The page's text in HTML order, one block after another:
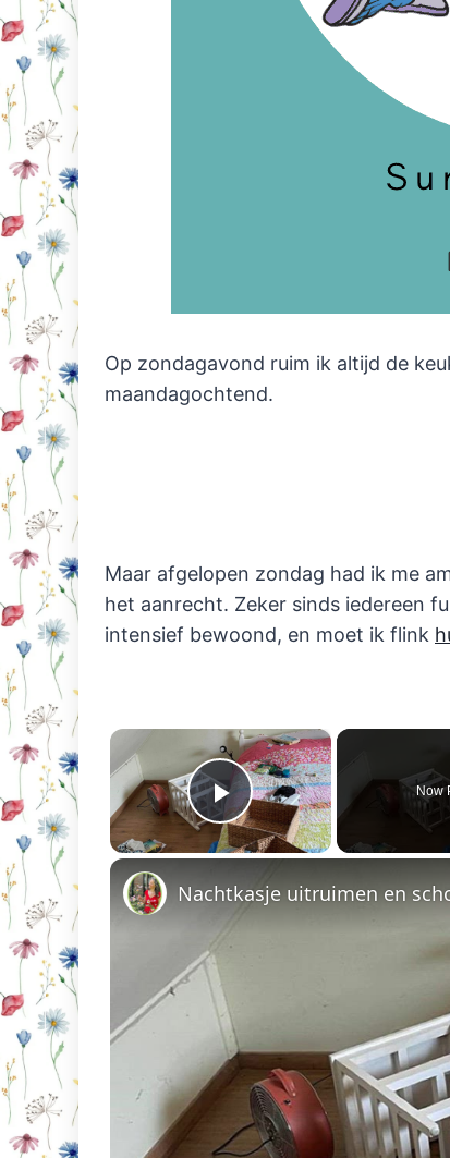
Op zondagavond ruim ik altijd de
maandagochtend.
Maar afgelopen zondag had ik me
het aanrecht. Zeker sinds iedereen
intensief bewoond, en moet ik flink
×
Play Video
Now
Nachtkasje uitruimen en